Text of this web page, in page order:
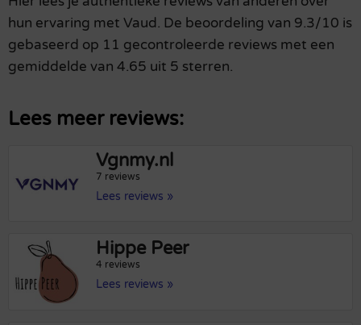
hun ervaring met Vaud. De beoordeling van 9.3/10 is
gebaseerd op 11 gecontroleerde reviews met een
gemiddelde van 4.65 uit 5 sterren.
Lees meer reviews:
Vgnmy.nl
7 reviews
Lees reviews »
Hippe Peer
4 reviews
Lees reviews »